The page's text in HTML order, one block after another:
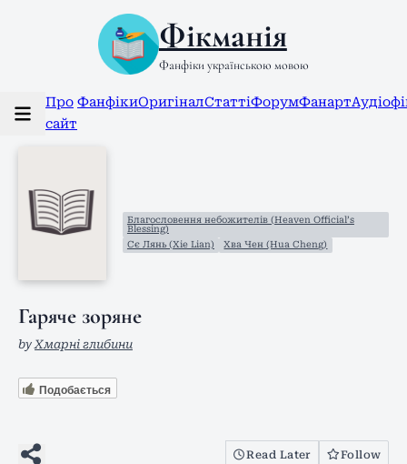
Фікманія
Фанфіки українською мовою
Про
сайт
ФанфікиОригіналСтаттіФорумФанарт
Благословення небожителів (Heaven Official’s
Blessing)
Сє Лянь (Xie Lian)
Хва Чен (Hua Cheng)
Гаряче зоряне
by Хмарні глибини
Подобається
Read Later Follow